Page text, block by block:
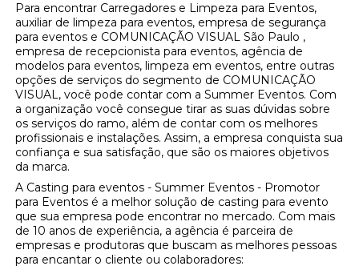
Para encontrar Carregadores e Limpeza para Eventos,
auxiliar de limpeza para eventos, empresa de segurança
para eventos e COMUNICAÇÃO VISUAL São Paulo ,
empresa de recepcionista para eventos, agência de
modelos para eventos, limpeza em eventos, entre outras
opções de serviços do segmento de COMUNICAÇÃO
VISUAL, você pode contar com a Summer Eventos. Com
a organização você consegue tirar as suas dúvidas sobre
os serviços do ramo, além de contar com os melhores
profissionais e instalações. Assim, a empresa conquista sua
confiança e sua satisfação, que são os maiores objetivos
da marca.
A Casting para eventos - Summer Eventos - Promotor
para Eventos é a melhor solução de casting para evento
que sua empresa pode encontrar no mercado. Com mais
de 10 anos de experiência, a agência é parceira de
empresas e produtoras que buscam as melhores pessoas
para encantar o cliente ou colaboradores: